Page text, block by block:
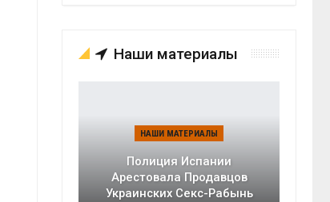
Наши материалы
НАШИ МАТЕРИАЛЫ
Полиция Испании
Арестовала Продавцов
Украинских Секс-Рабынь